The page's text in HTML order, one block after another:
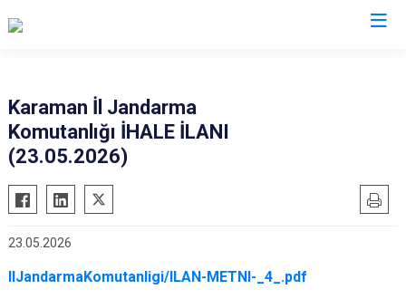
Karaman İl Jandarma
Komutanlığı İHALE İLANI
(23.05.2026)
23.05.2026
IlJandarmaKomutanligi/ILAN-METNI-_4_.pdf